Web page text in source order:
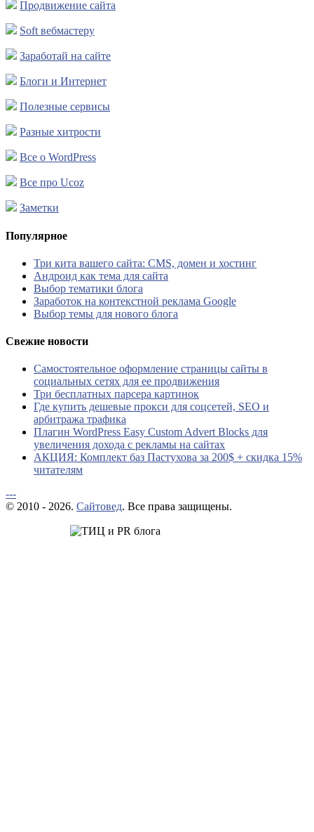
Продвижение сайта
Soft вебмастеру
Заработай на сайте
Блоги и Интернет
Полезные сервисы
Разные хитрости
Все о WordPress
Все про Ucoz
Заметки
Популярное
Три кита вашего сайта: CMS, домен и хостинг
Андроид как тема для сайта
Выбор тематики блога
Заработок на контекстной реклама Google
Выбор темы для нового блога
Свежие новости
Самостоятельное оформление страницы сайты в
социальных сетях для ее продвижения
Три бесплатных парсера картинок
Где купить дешевые прокси для соцсетей, SEO и
арбитража трафика
Плагин WordPress Easy Custom Advert Blocks для
увеличения дохода с рекламы на сайтах
АКЦИЯ: Комплект баз Пастухова за 200$ + скидка 15%
читателям
---
© 2010 - 2026. Сайтовед. Все права защищены.